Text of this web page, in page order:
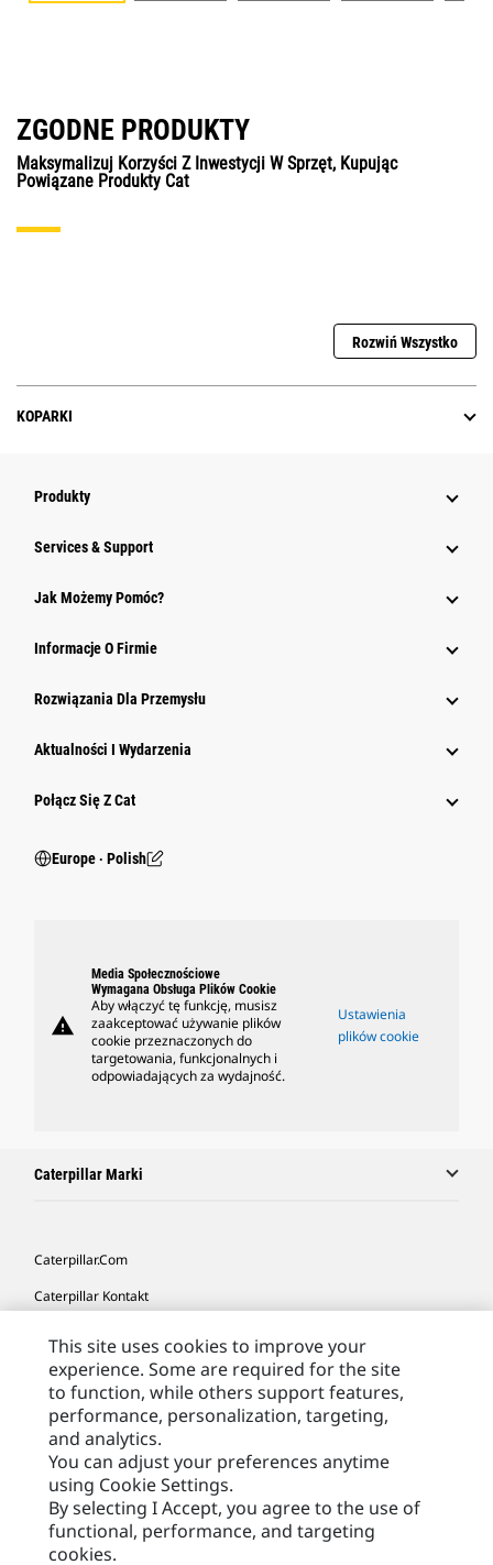
ZGODNE PRODUKTY
Maksymalizuj Korzyści Z Inwestycji W Sprzęt, Kupując
Powiązane Produkty Cat
Rozwiń Wszystko
KOPARKI
Produkty
Services & Support
Jak Możemy Pomóc?
Informacje O Firmie
Rozwiązania Dla Przemysłu
Aktualności I Wydarzenia
Połącz Się Z Cat
Europe ‧ Polish
warning
Media Społecznościowe
Wymagana Obsługa Plików Cookie
Aby włączyć tę funkcję, musisz
zaakceptować używanie plików
cookie przeznaczonych do
targetowania, funkcjonalnych i
odpowiadających za wydajność.
Ustawienia
plików cookie
Caterpillar Marki
Caterpillar.com
Caterpillar Kontakt
Moje Preferencje Marketingowe
Site Map
Cookie Settings
Legal
Privacy
This site uses cookies to improve your
experience. Some are required for the site
to function, while others support features,
performance, personalization, targeting,
and analytics.
You can adjust your preferences anytime
using Cookie Settings.
By selecting I Accept, you agree to the use of
functional, performance, and targeting
cookies.